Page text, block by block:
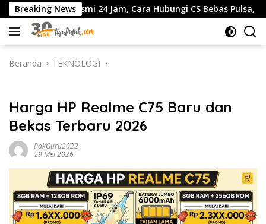
Langsung
ke
konten
Breaking News
24 Jam, Cara Hubungi CS Bebas Pulsa, dan Panduan Aman
Beranda TEKNOLOGI
Harga HP Realme C75 Baru dan
Bekas Terbaru 2026
PakGuru2022
29 Mei 2026